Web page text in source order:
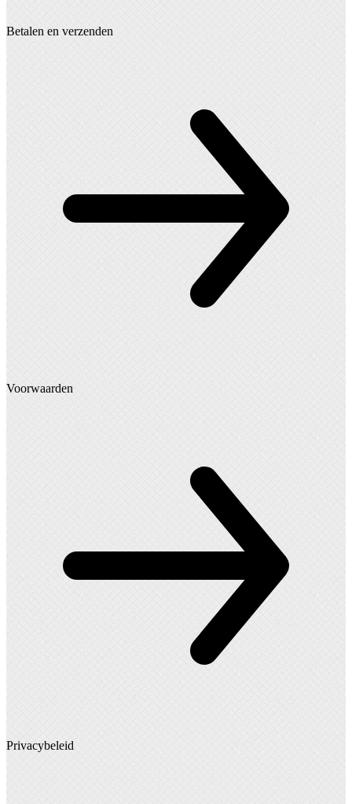
Betalen en verzenden
Voorwaarden
Privacybeleid